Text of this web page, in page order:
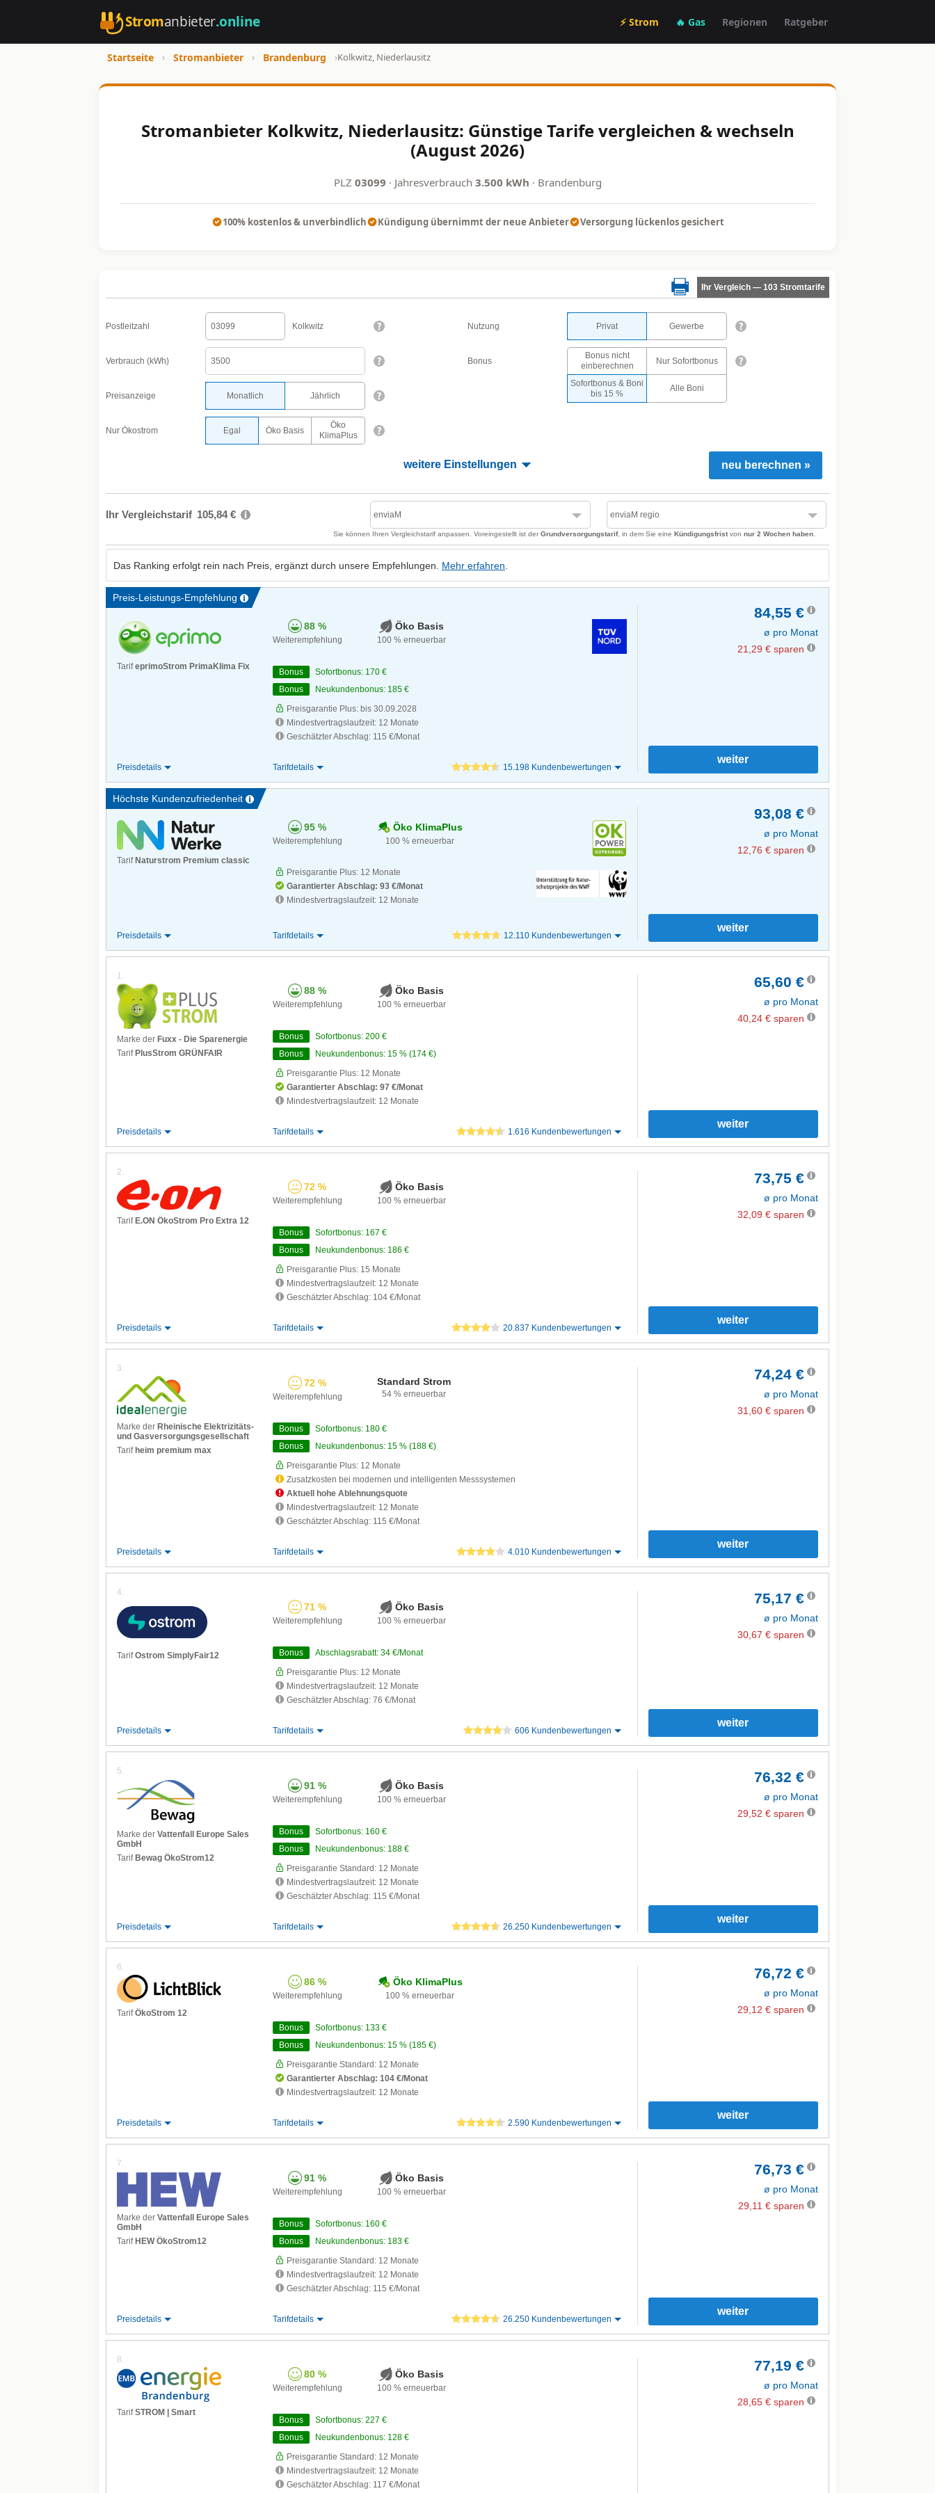
Stromanbieter.online ⚡ Strom 🔥 Gas Regionen Ratgeber
Startseite › Stromanbieter › Brandenburg ›Kolkwitz, Niederlausitz
Stromanbieter Kolkwitz, Niederlausitz: Günstige Tarife vergleichen & wechseln
(August 2026)
PLZ 03099 · Jahresverbrauch 3.500 kWh · Brandenburg
100% kostenlos & unverbindlich Kündigung übernimmt der neue Anbieter Versorgung lückenlos gesichert